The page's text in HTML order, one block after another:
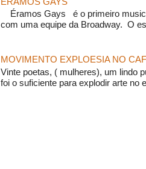
Éramos Gays é o primeiro
com uma equipe da Broadway. O
MOVIMENTO EXPLOESIA NO
Vinte poetas, ( mulheres), um lindo
foi o suficiente para explodir arte no